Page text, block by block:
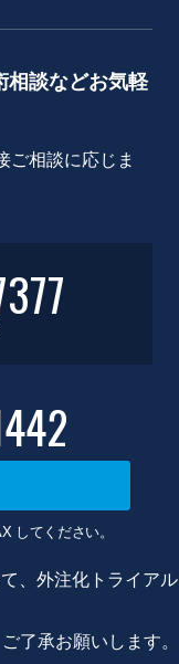
相談などお気軽
ご相談に応じま
してください。
、外注化トライアル
了承お願いします。